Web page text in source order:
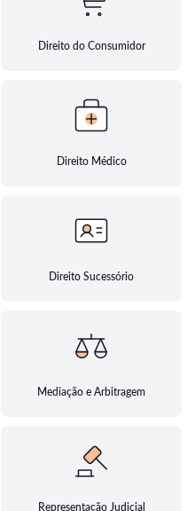
Direito do Consumidor
Direito Médico
Direito Sucessório
Mediação e Arbitragem
Representação Judicial